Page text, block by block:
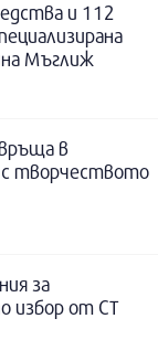
и 112
Мъглиж
в
творчеството
за
избор от СТ